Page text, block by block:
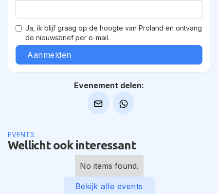
Ja, ik blijf graag op de hoogte van Proland en ontvang
de nieuwsbrief per e-mail.
Evenement delen:
EVENTS
Wellicht ook interessant
No items found.
Bekijk alle events